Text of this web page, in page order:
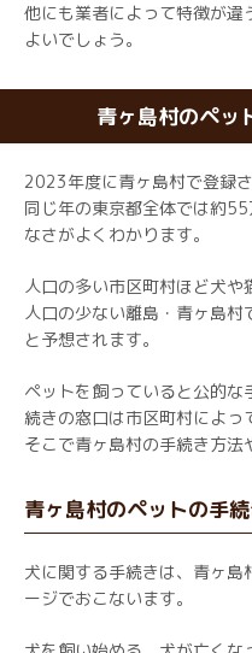
他にも業者によって特徴が違
よいでしょう。
青ヶ島村のペッ
2023年度に青ヶ島村で登録
同じ年の東京都全体では約
なさがよくわかります。
人口の多い市区町村ほど犬
人口の少ない離島・青ヶ島
と予想されます。
ペットを飼っていると公的
続きの窓口は市区町村によっ
そこで青ヶ島村の手続き方法
青ヶ島村のペットの手
犬に関する手続きは、青ヶ
ージでおこないます。